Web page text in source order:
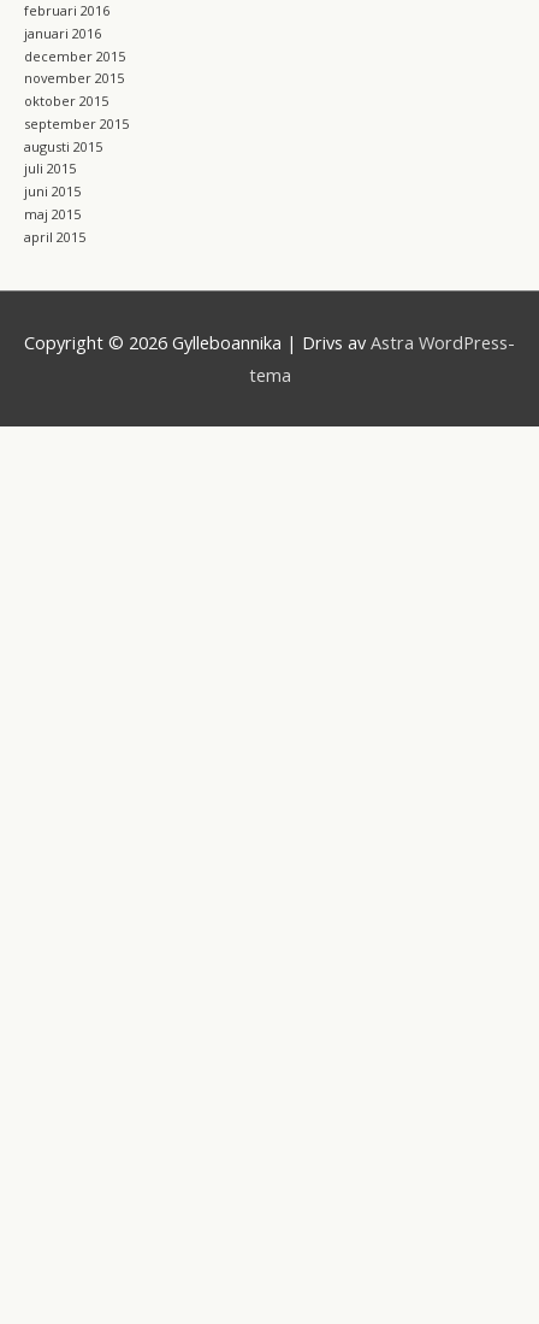
februari 2016
januari 2016
december 2015
november 2015
oktober 2015
september 2015
augusti 2015
juli 2015
juni 2015
maj 2015
april 2015
Copyright © 2026 Gylleboannika | Drivs av Astra WordPress-
tema